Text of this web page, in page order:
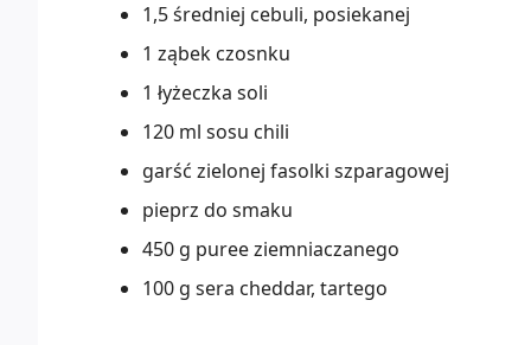
1,5 średniej cebuli, posiekanej
1 ząbek czosnku
1 łyżeczka soli
120 ml sosu chili
garść zielonej fasolki szparagowej
pieprz do smaku
450 g puree ziemniaczanego
100 g sera cheddar, tartego